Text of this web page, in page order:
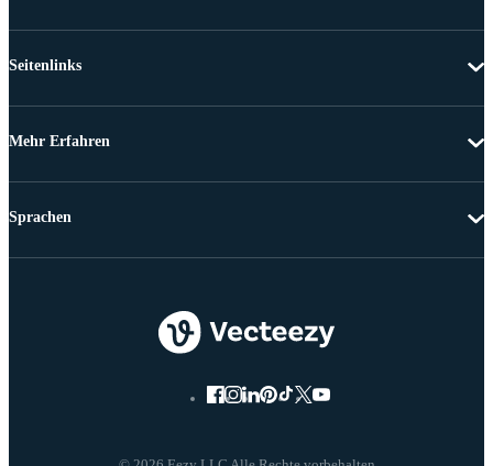
Seitenlinks
Mehr Erfahren
Sprachen